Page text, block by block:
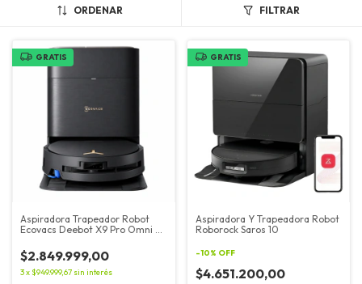
ORDENAR FILTRAR
GRATIS
Aspiradora Trapeador Robot
Ecovacs Deebot X9 Pro Omni -
$2.849.999,00
3x$949.999,67 sin interés
GRATIS
Aspiradora Y Trapeadora Robot
Roborock Saros 10
-10% OFF
$4.651.200,00